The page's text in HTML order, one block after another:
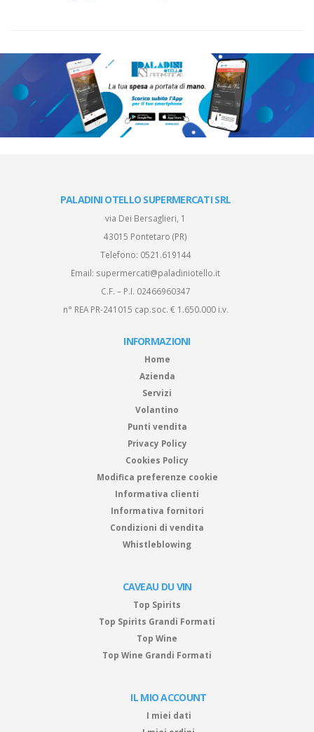
PALADINI OTELLO SUPERMERCATI SRL
via Dei Bersaglieri, 1
43015 Pontetaro (PR)
Telefono: 0521.619144
Email: supermercati@paladiniotello.it
C.F. – P.I. 02466960347
n° REA PR-241015 cap.soc. € 1.650.000 i.v.
INFORMAZIONI
Home
Azienda
Servizi
Volantino
Punti vendita
Privacy Policy
Cookies Policy
Modifica preferenze cookie
Informativa clienti
Informativa fornitori
Condizioni di vendita
Whistleblowing
CAVEAU DU VIN
Top Spirits
Top Spirits Grandi Formati
Top Wine
Top Wine Grandi Formati
IL MIO ACCOUNT
I miei dati